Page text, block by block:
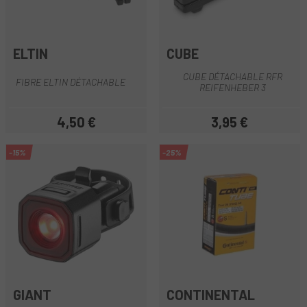
ELTIN
FIBRE ELTIN DÉTACHABLE
Prix
4,50 €
CUBE
CUBE DÉTACHABLE RFR
REIFENHEBER 3
Prix
3,95 €
-15%
GIANT
-25%
CONTINENTAL